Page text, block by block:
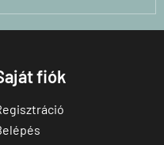
fiók